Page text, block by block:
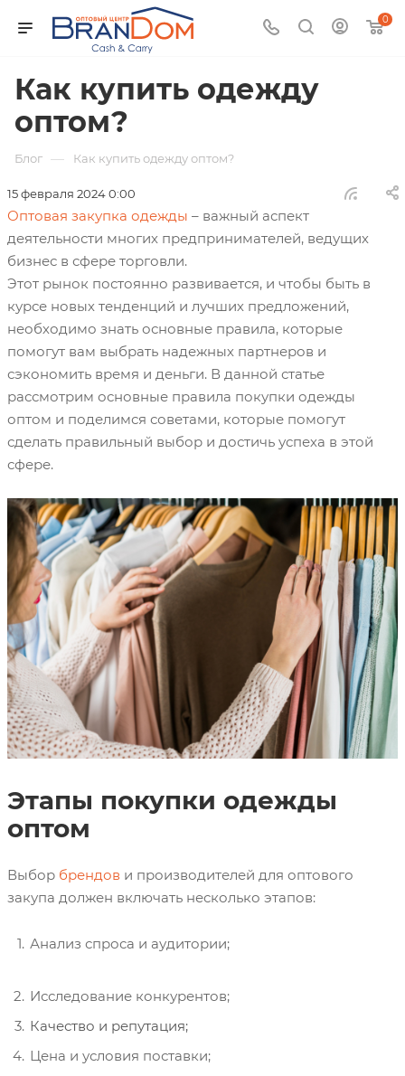
0
Как купить одежду
оптом?
Блог — Как купить одежду оптом?
15 февраля 2024 0:00
Оптовая закупка одежды – важный аспект
деятельности многих предпринимателей, ведущих
бизнес в сфере торговли.
Этот рынок постоянно развивается, и чтобы быть в
курсе новых тенденций и лучших предложений,
необходимо знать основные правила, которые
помогут вам выбрать надежных партнеров и
сэкономить время и деньги. В данной статье
рассмотрим основные правила покупки одежды
оптом и поделимся советами, которые помогут
сделать правильный выбор и достичь успеха в этой
сфере.
Этапы покупки одежды
оптом
Выбор брендов и производителей для оптового
закупа должен включать несколько этапов:
Анализ спроса и аудитории;
Исследование конкурентов;
Качество и репутация;
Цена и условия поставки;